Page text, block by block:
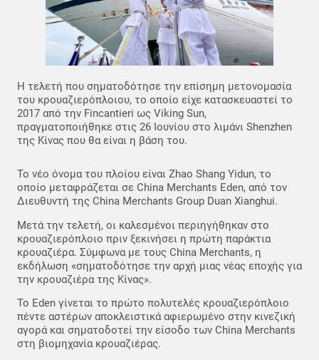
Η τελετή που σηματοδότησε την επίσημη μετονομασία
του κρουαζιερόπλοιου, το οποίο είχε κατασκευαστεί το
2017 από την Fincantieri ως Viking Sun,
πραγματοποιήθηκε στις 26 Ιουνίου στο λιμάνι Shenzhen
της Κίνας που θα είναι η βάση του.
Το νέο όνομα του πλοίου είναι Zhao Shang Yidun, το
οποίο μεταφράζεται σε China Merchants Eden, από τον
Διευθυντή της China Merchants Group Duan Xianghui.
Μετά την τελετή, οι καλεσμένοι περιηγήθηκαν στο
κρουαζιερόπλοιο πριν ξεκινήσει η πρώτη παράκτια
κρουαζιέρα. Σύμφωνα με τους China Merchants, η
εκδήλωση «σηματοδότησε την αρχή μιας νέας εποχής για
την κρουαζιέρα της Κίνας».
Το Eden γίνεται το πρώτο πολυτελές κρουαζιερόπλοιο
πέντε αστέρων αποκλειστικά αφιερωμένο στην κινεζική
αγορά και σηματοδοτεί την είσοδο των China Merchants
στη βιομηχανία κρουαζιέρας.